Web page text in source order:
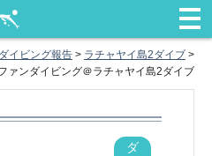
ダイビング報告 > ラチャヤイ島2ダイブ >
ンダイビング＠ラチャヤイ島2ダイブ
ダ